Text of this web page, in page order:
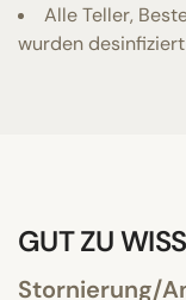
Alle Teller,
wurden desinfiziert
GUT ZU
Stornierung/